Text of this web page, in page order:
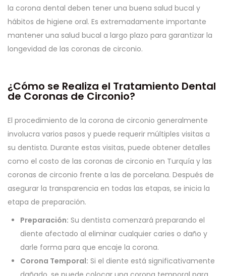
la corona dental deben tener una buena salud bucal y
hábitos de higiene oral. Es extremadamente importante
mantener una salud bucal a largo plazo para garantizar la
longevidad de las coronas de circonio.
¿Cómo se Realiza el Tratamiento Dental
de Coronas de Circonio?
El procedimiento de la corona de circonio generalmente
involucra varios pasos y puede requerir múltiples visitas a
su dentista. Durante estas visitas, puede obtener detalles
como el costo de las coronas de circonio en Turquía y las
coronas de circonio frente a las de porcelana. Después de
asegurar la transparencia en todas las etapas, se inicia la
etapa de preparación.
Preparación: Su dentista comenzará preparando el
diente afectado al eliminar cualquier caries o daño y
darle forma para que encaje la corona.
Corona Temporal: Si el diente está significativamente